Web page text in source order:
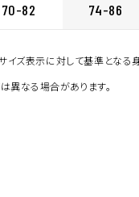
70-82 74-86
ズ表示に対して基準となる
異なる場合があります。
GREY